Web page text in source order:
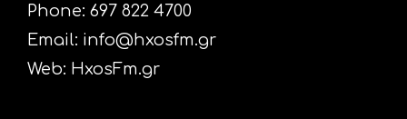
Phone: 697 822 4700
Email: info@hxosfm.gr
Web: HxosFm.gr